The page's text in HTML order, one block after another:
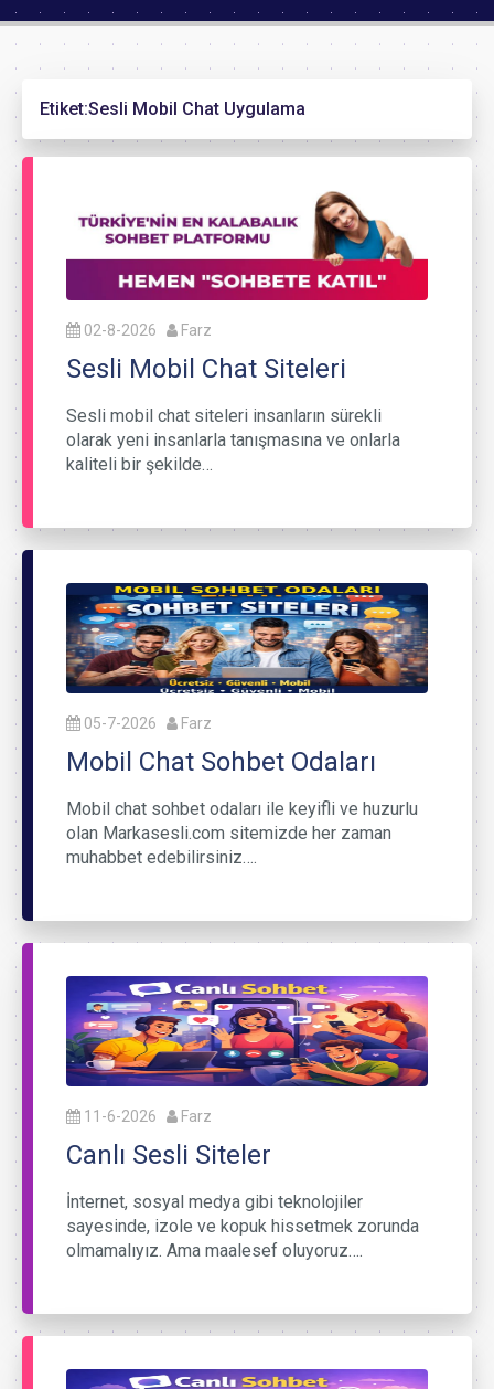
Etiket:Sesli Mobil Chat Uygulama
02-8-2026 Farz
Sesli Mobil Chat Siteleri
Sesli mobil chat siteleri insanların sürekli
olarak yeni insanlarla tanışmasına ve onlarla
kaliteli bir şekilde…
05-7-2026 Farz
Mobil Chat Sohbet Odaları
Mobil chat sohbet odaları ile keyifli ve huzurlu
olan Markasesli.com sitemizde her zaman
muhabbet edebilirsiniz….
11-6-2026 Farz
Canlı Sesli Siteler
İnternet, sosyal medya gibi teknolojiler
sayesinde, izole ve kopuk hissetmek zorunda
olmamalıyız. Ama maalesef oluyoruz….